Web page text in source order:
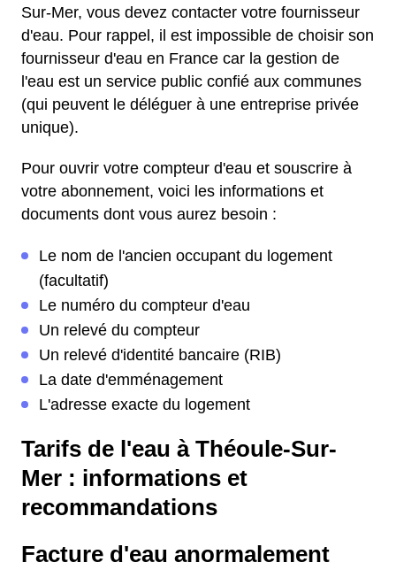
Sur-Mer, vous devez contacter votre fournisseur
d'eau. Pour rappel, il est impossible de choisir son
fournisseur d'eau en France car la gestion de
l'eau est un service public confié aux communes
(qui peuvent le déléguer à une entreprise privée
unique).
Pour ouvrir votre compteur d'eau et souscrire à
votre abonnement, voici les informations et
documents dont vous aurez besoin :
Le nom de l'ancien occupant du logement
(facultatif)
Le numéro du compteur d'eau
Un relevé du compteur
Un relevé d'identité bancaire (RIB)
La date d'emménagement
L'adresse exacte du logement
Tarifs de l'eau à Théoule-Sur-
Mer : informations et
recommandations
Facture d'eau anormalement